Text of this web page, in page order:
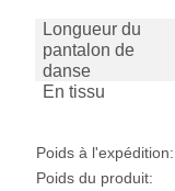
Longueur du
pantalon de
danse
En tissu
Poids à l'expédition:
Poids du produit: